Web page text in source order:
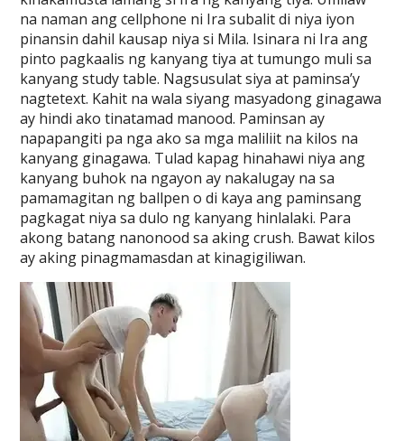
na naman ang cellphone ni Ira subalit di niya iyon
pinansin dahil kausap niya si Mila. Isinara ni Ira ang
pinto pagkaalis ng kanyang tiya at tumungo muli sa
kanyang study table. Nagsusulat siya at paminsa’y
nagtetext. Kahit na wala siyang masyadong ginagawa
ay hindi ako tinatamad manood. Paminsan ay
napapangiti pa nga ako sa mga maliliit na kilos na
kanyang ginagawa. Tulad kapag hinahawi niya ang
kanyang buhok na ngayon ay nakalugay na sa
pamamagitan ng ballpen o di kaya ang paminsang
pagkagat niya sa dulo ng kanyang hinlalaki. Para
akong batang nanonood sa aking crush. Bawat kilos
ay aking pinagmamasdan at kinagigiliwan.